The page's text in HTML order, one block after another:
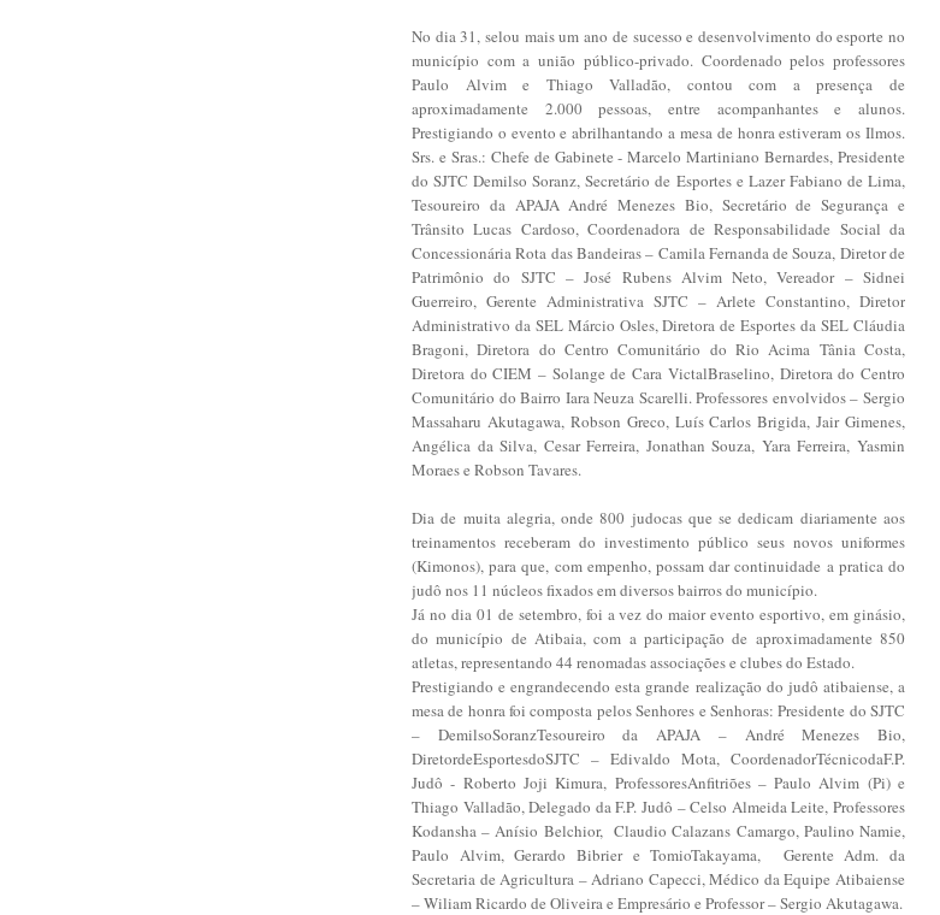
No dia 31, selou mais um ano de sucesso e desenvolvimento do esporte no
município com a união público-privado. Coordenado pelos professores
Paulo Alvim e Thiago Valladão, contou com a presença de
aproximadamente 2.000 pessoas, entre acompanhantes e alunos.
Prestigiando o evento e abrilhantando a mesa de honra estiveram os Ilmos.
Srs. e Sras.: Chefe de Gabinete - Marcelo Martiniano Bernardes, Presidente
do SJTC Demilso Soranz, Secretário de Esportes e Lazer Fabiano de Lima,
Tesoureiro da APAJA André Menezes Bio, Secretário de Segurança e
Trânsito Lucas Cardoso, Coordenadora de Responsabilidade Social da
Concessionária Rota das Bandeiras – Camila Fernanda de Souza, Diretor de
Patrimônio do SJTC – José Rubens Alvim Neto, Vereador – Sidnei
Guerreiro, Gerente Administrativa SJTC – Arlete Constantino, Diretor
Administrativo da SEL Márcio Osles, Diretora de Esportes da SEL Cláudia
Bragoni, Diretora do Centro Comunitário do Rio Acima Tânia Costa,
Diretora do CIEM – Solange de Cara VictalBraselino, Diretora do Centro
Comunitário do Bairro Iara Neuza Scarelli. Professores envolvidos – Sergio
Massaharu Akutagawa, Robson Greco, Luís Carlos Brigida, Jair Gimenes,
Angélica da Silva, Cesar Ferreira, Jonathan Souza, Yara Ferreira, Yasmin
Moraes e Robson Tavares.
Dia de muita alegria, onde 800 judocas que se dedicam diariamente aos
treinamentos receberam do investimento público seus novos uniformes
(Kimonos), para que, com empenho, possam dar continuidade a pratica do
judô nos 11 núcleos fixados em diversos bairros do município.
Já no dia 01 de setembro, foi a vez do maior evento esportivo, em ginásio,
do município de Atibaia, com a participação de aproximadamente 850
atletas, representando 44 renomadas associações e clubes do Estado.
Prestigiando e engrandecendo esta grande realização do judô atibaiense, a
mesa de honra foi composta pelos Senhores e Senhoras: Presidente do SJTC
– DemilsoSoranzTesoureiro da APAJA – André Menezes Bio,
DiretordeEsportesdoSJTC – Edivaldo Mota, CoordenadorTécnicodaF.P.
Judô - Roberto Joji Kimura, ProfessoresAnfitriões – Paulo Alvim (Pi) e
Thiago Valladão, Delegado da F.P. Judô – Celso Almeida Leite, Professores
Kodansha – Anísio Belchior, Claudio Calazans Camargo, Paulino Namie,
Paulo Alvim, Gerardo Bibrier e TomioTakayama, Gerente Adm. da
Secretaria de Agricultura – Adriano Capecci, Médico da Equipe Atibaiense
– Wiliam Ricardo de Oliveira e Empresário e Professor – Sergio Akutagawa.